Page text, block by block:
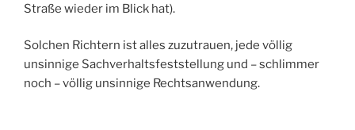
Straße wieder im Blick hat).
Solchen Richtern ist alles zuzutrauen, jede völlig
unsinnige Sachverhaltsfeststellung und – schlimmer
noch – völlig unsinnige Rechtsanwendung.